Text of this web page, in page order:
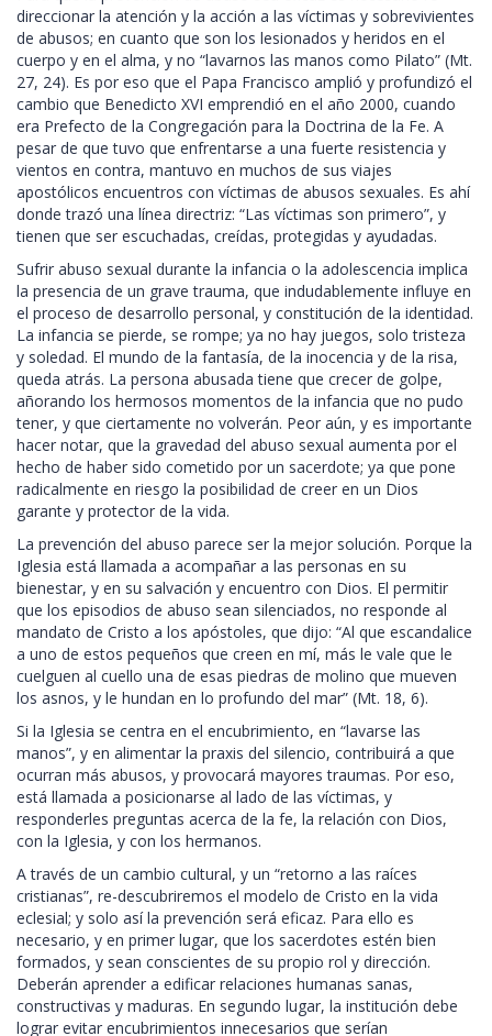
direccionar la atención y la acción a las víctimas y sobrevivientes
de abusos; en cuanto que son los lesionados y heridos en el
cuerpo y en el alma, y no “lavarnos las manos como Pilato” (Mt.
27, 24). Es por eso que el Papa Francisco amplió y profundizó el
cambio que Benedicto XVI emprendió en el año 2000, cuando
era Prefecto de la Congregación para la Doctrina de la Fe. A
pesar de que tuvo que enfrentarse a una fuerte resistencia y
vientos en contra, mantuvo en muchos de sus viajes
apostólicos encuentros con víctimas de abusos sexuales. Es ahí
donde trazó una línea directriz: “Las víctimas son primero”, y
tienen que ser escuchadas, creídas, protegidas y ayudadas.
Sufrir abuso sexual durante la infancia o la adolescencia implica
la presencia de un grave trauma, que indudablemente influye en
el proceso de desarrollo personal, y constitución de la identidad.
La infancia se pierde, se rompe; ya no hay juegos, solo tristeza
y soledad. El mundo de la fantasía, de la inocencia y de la risa,
queda atrás. La persona abusada tiene que crecer de golpe,
añorando los hermosos momentos de la infancia que no pudo
tener, y que ciertamente no volverán. Peor aún, y es importante
hacer notar, que la gravedad del abuso sexual aumenta por el
hecho de haber sido cometido por un sacerdote; ya que pone
radicalmente en riesgo la posibilidad de creer en un Dios
garante y protector de la vida.
La prevención del abuso parece ser la mejor solución. Porque la
Iglesia está llamada a acompañar a las personas en su
bienestar, y en su salvación y encuentro con Dios. El permitir
que los episodios de abuso sean silenciados, no responde al
mandato de Cristo a los apóstoles, que dijo: “Al que escandalice
a uno de estos pequeños que creen en mí, más le vale que le
cuelguen al cuello una de esas piedras de molino que mueven
los asnos, y le hundan en lo profundo del mar” (Mt. 18, 6).
Si la Iglesia se centra en el encubrimiento, en “lavarse las
manos”, y en alimentar la praxis del silencio, contribuirá a que
ocurran más abusos, y provocará mayores traumas. Por eso,
está llamada a posicionarse al lado de las víctimas, y
responderles preguntas acerca de la fe, la relación con Dios,
con la Iglesia, y con los hermanos.
A través de un cambio cultural, y un “retorno a las raíces
cristianas”, re-descubriremos el modelo de Cristo en la vida
eclesial; y solo así la prevención será eficaz. Para ello es
necesario, y en primer lugar, que los sacerdotes estén bien
formados, y sean conscientes de su propio rol y dirección.
Deberán aprender a edificar relaciones humanas sanas,
constructivas y maduras. En segundo lugar, la institución debe
lograr evitar encubrimientos innecesarios que serían